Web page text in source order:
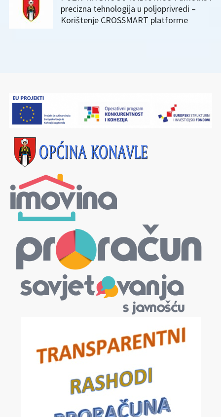
precizna tehnologija u poljoprivredi –
Korištenje CROSSMART platforme